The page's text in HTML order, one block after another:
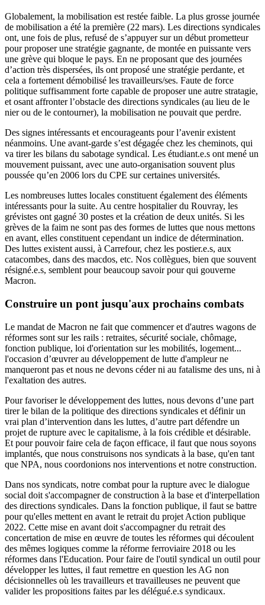
Globalement, la mobilisation est restée faible. La plus grosse journée
de mobilisation a été la première (22 mars). Les directions syndicales
ont, une fois de plus, refusé de s’appuyer sur un début prometteur
pour proposer une stratégie gagnante, de montée en puissante vers
une grève qui bloque le pays. En ne proposant que des journées
d’action très dispersées, ils ont proposé une stratégie perdante, et
cela a fortement démobilisé les travailleurs/ses. Faute de force
politique suffisamment forte capable de proposer une autre stratagie,
et osant affronter l’obstacle des directions syndicales (au lieu de le
nier ou de le contourner), la mobilisation ne pouvait que perdre.
Des signes intéressants et encourageants pour l’avenir existent
néanmoins. Une avant-garde s’est dégagée chez les cheminots, qui
va tirer les bilans du sabotage syndical. Les étudiant.e.s ont mené un
mouvement puissant, avec une auto-organisation souvent plus
poussée qu’en 2006 lors du CPE sur certaines universités.
Les nombreuses luttes locales constituent également des éléments
intéressants pour la suite. Au centre hospitalier du Rouvray, les
grévistes ont gagné 30 postes et la création de deux unités. Si les
grèves de la faim ne sont pas des formes de luttes que nous mettons
en avant, elles constituent cependant un indice de détermination.
Des luttes existent aussi, à Carrefour, chez les postier.e.s, aux
catacombes, dans des macdos, etc. Nos collègues, bien que souvent
résigné.e.s, semblent pour beaucoup savoir pour qui gouverne
Macron.
Construire un pont jusqu'aux prochains combats
Le mandat de Macron ne fait que commencer et d'autres wagons de
réformes sont sur les rails : retraites, sécurité sociale, chômage,
fonction publique, loi d'orientation sur les mobilités, logement...
l'occasion d’œuvrer au développement de lutte d'ampleur ne
manqueront pas et nous ne devons céder ni au fatalisme des uns, ni à
l'exaltation des autres.
Pour favoriser le développement des luttes, nous devons d’une part
tirer le bilan de la politique des directions syndicales et définir un
vrai plan d’intervention dans les luttes, d’autre part défendre un
projet de rupture avec le capitalisme, à la fois crédible et désirable.
Et pour pouvoir faire cela de façon efficace, il faut que nous soyons
implantés, que nous construisons nos syndicats à la base, qu'en tant
que NPA, nous coordonions nos interventions et notre construction.
Dans nos syndicats, notre combat pour la rupture avec le dialogue
social doit s'accompagner de construction à la base et d'interpellation
des directions syndicales. Dans la fonction publique, il faut se battre
pour qu'elles mettent en avant le retrait du projet Action publique
2022. Cette mise en avant doit s'accompagner du retrait des
concertation de mise en œuvre de toutes les réformes qui découlent
des mêmes logiques comme la réforme ferroviaire 2018 ou les
réformes dans l'Education. Pour faire de l'outil syndical un outil pour
développer les luttes, il faut remettre en question les AG non
décisionnelles où les travailleurs et travailleuses ne peuvent que
valider les propositions faites par les délégué.e.s syndicaux.